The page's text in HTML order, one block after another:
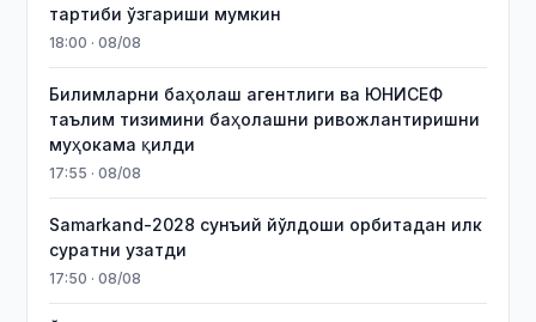
тартиби ўзгариши мумкин
18:00 · 08/08
Билимларни баҳолаш агентлиги ва ЮНИСЕФ
таълим тизимини баҳолашни ривожлантиришни
муҳокама қилди
17:55 · 08/08
Samarkand-2028 сунъий йўлдоши орбитадан илк
суратни узатди
17:50 · 08/08